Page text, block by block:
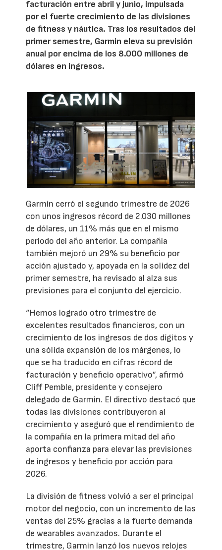
facturación entre abril y junio, impulsada
por el fuerte crecimiento de las divisiones
de fitness y náutica. Tras los resultados del
primer semestre, Garmin eleva su previsión
anual por encima de los 8.000 millones de
dólares en ingresos.
Garmin cerró el segundo trimestre de 2026
con unos ingresos récord de 2.030 millones
de dólares, un 11% más que en el mismo
periodo del año anterior. La compañía
también mejoró un 29% su beneficio por
acción ajustado y, apoyada en la solidez del
primer semestre, ha revisado al alza sus
previsiones para el conjunto del ejercicio.
“Hemos logrado otro trimestre de
excelentes resultados financieros, con un
crecimiento de los ingresos de dos dígitos y
una sólida expansión de los márgenes, lo
que se ha traducido en cifras récord de
facturación y beneficio operativo”, afirmó
Cliff Pemble, presidente y consejero
delegado de Garmin. El directivo destacó que
todas las divisiones contribuyeron al
crecimiento y aseguró que el rendimiento de
la compañía en la primera mitad del año
aporta confianza para elevar las previsiones
de ingresos y beneficio por acción para
2026.
La división de fitness volvió a ser el principal
motor del negocio, con un incremento de las
ventas del 25% gracias a la fuerte demanda
de wearables avanzados. Durante el
trimestre, Garmin lanzó los nuevos relojes